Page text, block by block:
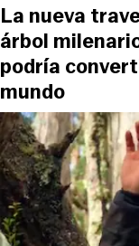
La nueva
árbol
podría
mundo